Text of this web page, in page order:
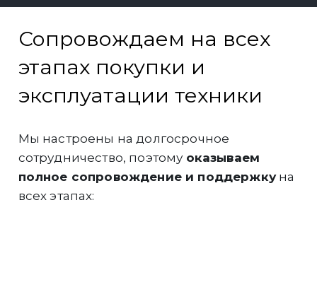
Сопровождаем на всех
этапах покупки и
эксплуатации техники
Мы настроены на долгосрочное
сотрудничество, поэтому оказываем
полное сопровождение и поддержкуна
всех этапах: